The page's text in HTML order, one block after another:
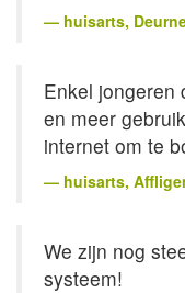
huisarts,
Enkel jongeren
en meer
internet om te
huisarts,
We zijn nog
systeem!